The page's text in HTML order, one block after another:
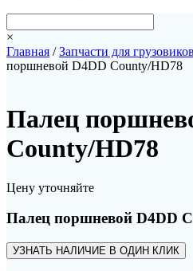
×
Главная /Запчасти для
поршневой D4DD County/HD78
Палец
County/HD78
Цену уточняйте
Палец поршневой D4DD
УЗНАТЬ НАЛИЧИЕ В ОДИН КЛИК